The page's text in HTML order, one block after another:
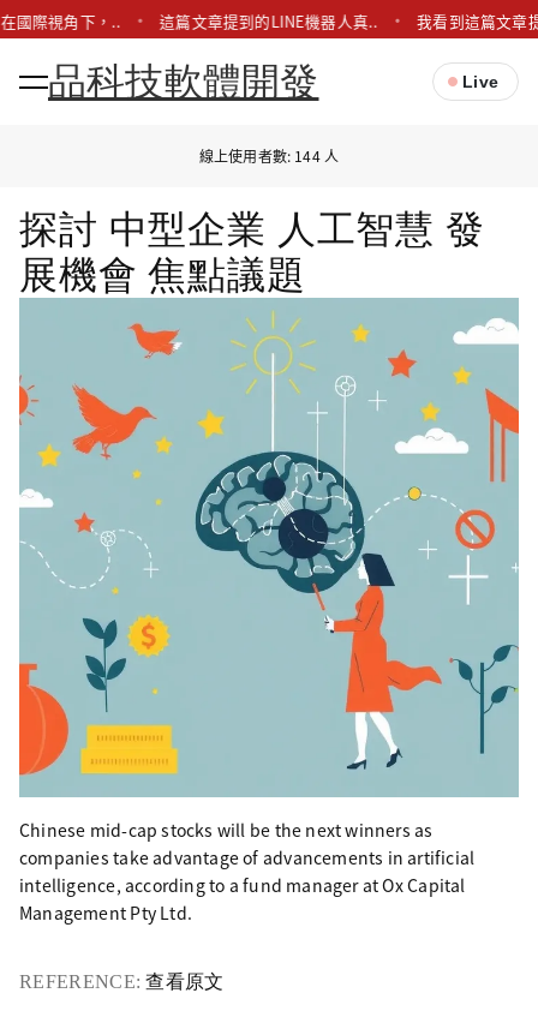
國際視角下，.. 這篇文章提到的LINE機器人真.. 我看到這篇文章
品科技軟體開發 Live
線上使用者數: 144 人
探討 中型企業 人工智慧 發
展機會 焦點議題
Chinese mid-cap stocks will be the next winners as
companies take advantage of advancements in artificial
intelligence, according to a fund manager at Ox Capital
Management Pty Ltd.
REFERENCE: 查看原文